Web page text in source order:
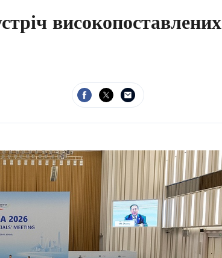
високопоставлених